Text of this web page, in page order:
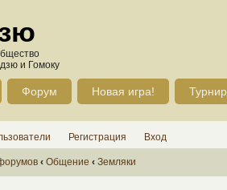
и Гомоку
Форум Новая игра!
Регистрация Вход
‹ Общение ‹ Земляки